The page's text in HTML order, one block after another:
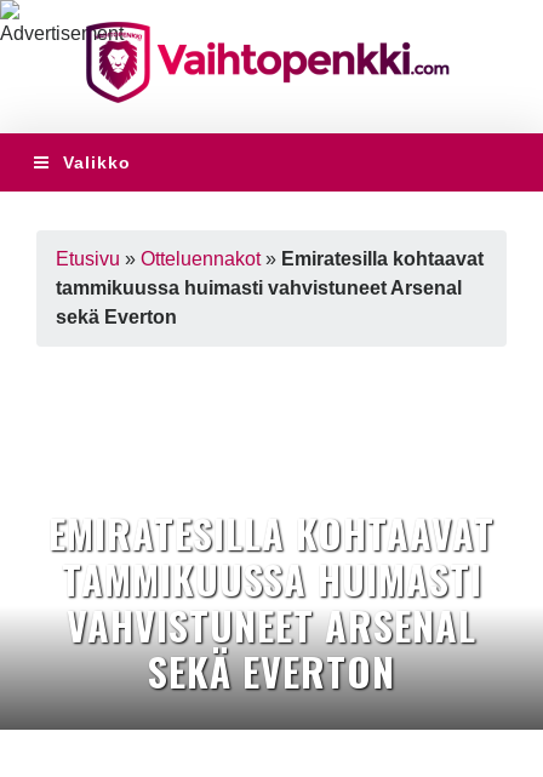
Valikko
Etusivu » Otteluennakot» Emiratesilla kohtaavat
tammikuussa huimasti vahvistuneet Arsenal
sekä Everton
EMIRATESILLA KOHTAAVAT
TAMMIKUUSSA HUIMASTI
VAHVISTUNEET ARSENAL
SEKÄ EVERTON